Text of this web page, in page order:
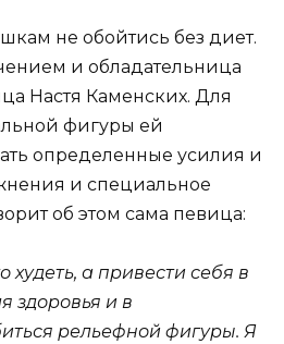
не обойтись без диет.
и обладательница
Настя Каменских. Для
фигуры ей
определенные усилия и
и специальное
об этом сама певица:
худеть, а привести себя в
здоровья и в
рельефной фигуры. Я